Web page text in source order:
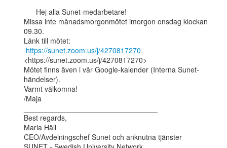
Missa inte månadsmorgonmötet imorgon onsdag klockan
09.30.
Länk till mötet:
https://sunet.zoom.us/j/4270817270
<https://sunet.zoom.us/j/4270817270>
Mötet finns även i vår Google-kalender (Interna Sunet-
händelser).
Varmt välkomna!
/Maja
Best regards,
Maria Häll
CEO/Avdelningschef Sunet och anknutna tjänster